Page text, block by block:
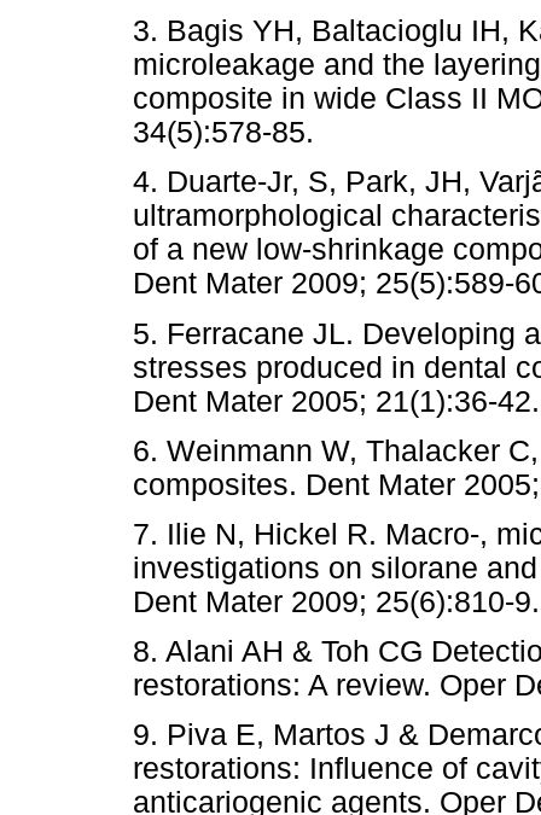
3. Bagis YH, Baltacioglu IH,
microleakage and the
composite in wide Class II
34(5):578-85.
4. Duarte-Jr, S, Park, JH,
ultramorphological
of a new low-shrinkage
Dent Mater 2009; 25(5):589-
5. Ferracane JL. Developing
stresses produced in dental
Dent Mater 2005; 21(1):36-42.
6. Weinmann W, Thalacker
composites. Dent Mater
7. Ilie N, Hickel R. Macro-,
investigations on silorane
Dent Mater 2009; 25(6):810-9.
8. Alani AH & Toh CG
restorations: A review. Oper
9. Piva E, Martos J &
restorations: Influence of
anticariogenic agents. Oper